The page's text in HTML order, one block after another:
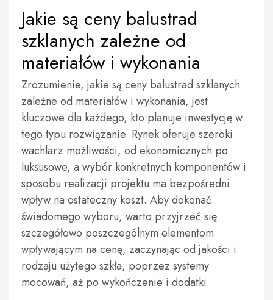
Jakie są ceny balustrad
szklanych zależne od
materiałów i wykonania
Zrozumienie, jakie są ceny balustrad szklanych
zależne od materiałów i wykonania, jest
kluczowe dla każdego, kto planuje inwestycję w
tego typu rozwiązanie. Rynek oferuje szeroki
wachlarz możliwości, od ekonomicznych po
luksusowe, a wybór konkretnych komponentów i
sposobu realizacji projektu ma bezpośredni
wpływ na ostateczny koszt. Aby dokonać
świadomego wyboru, warto przyjrzeć się
szczegółowo poszczególnym elementom
wpływającym na cenę, zaczynając od jakości i
rodzaju użytego szkła, poprzez systemy
mocowań, aż po wykończenie i dodatki.